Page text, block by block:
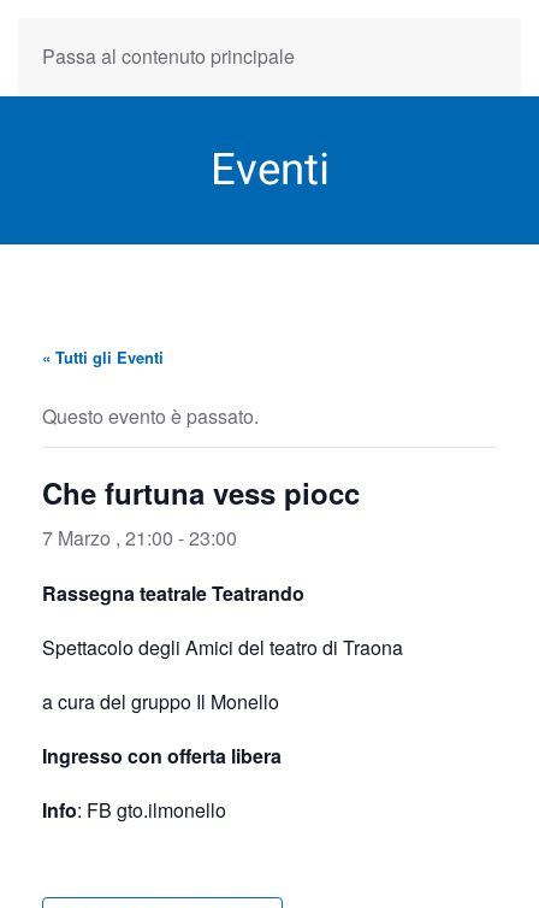
Passa al contenuto principale
Eventi
« Tutti gli Eventi
Questo evento è passato.
Che furtuna vess piocc
7 Marzo , 21:00 -23:00
Rassegna teatrale Teatrando
Spettacolo degli Amici del teatro di Traona
a cura del gruppo Il Monello
Ingresso con offerta libera
Info: FB gto.ilmonello